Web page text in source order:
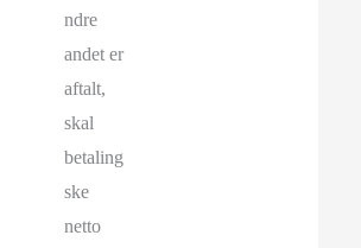
ndre
andet er
aftalt,
skal
betaling
ske
netto